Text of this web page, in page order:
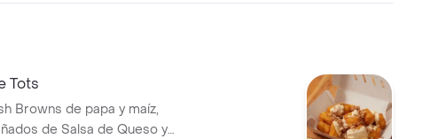
Tots
Browns de papa y maíz,
de Salsa de Queso y